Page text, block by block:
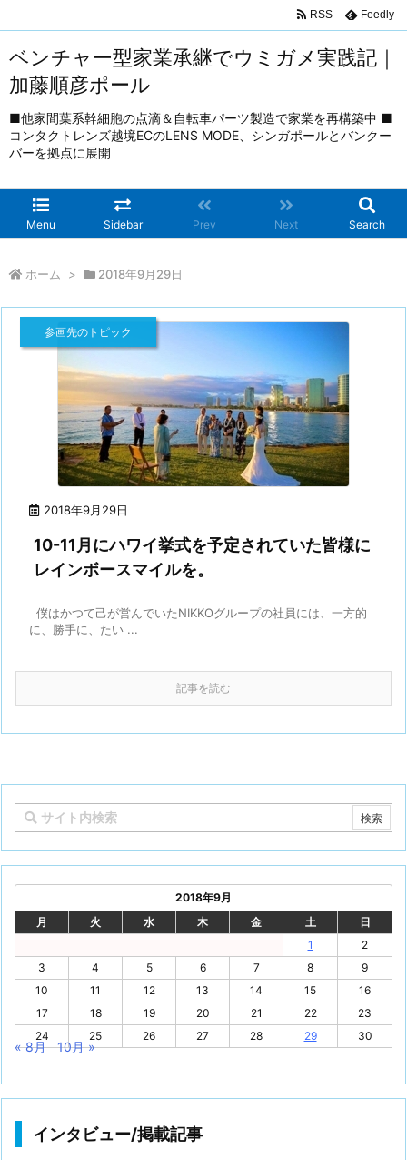
ベンチャー型家業承継でウミガメ実践記｜
加藤順彦ポール
■他家間葉系幹細胞の点滴＆自転車パーツ製造で家業を再構築中 ■
コンタクトレンズ越境ECのLENS MODE、シンガポールとバンクー
バーを拠点に展開
Menu Sidebar Prev Next Search
RSS Feedly
ホーム > 2018年9月29日
2018年9月29日
参画先のトピック
10-11月にハワイ挙式を予定されていた皆様に
レインボースマイルを。
僕はかつて己が営んでいたNIKKOグループの社員には、一方的
に、勝手に、たい ...
記事を読む
2018年9月
月
火 水 木 金 土
日
1
2
3
4 5 6 7 8
9
10
11 12 13 14 15
16
17
18 19 20 21 22
23
24
25 26 27 28 29 30
« 8月 10月 »
インタビュー/掲載記事